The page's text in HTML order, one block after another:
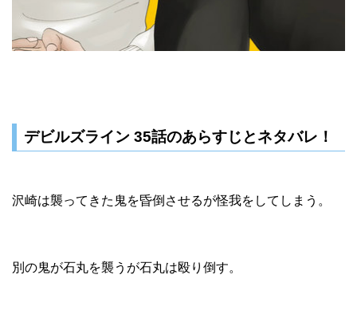
デビルズライン 35話のあらすじとネタバレ！
沢崎は襲ってきた鬼を昏倒させるが怪我をしてしまう。
別の鬼が石丸を襲うが石丸は殴り倒す。